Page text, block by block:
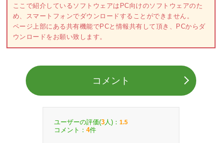
ここで紹介しているソフトウェアはPC向けのソフトウェアのた
め、スマートフォンでダウンロードすることができません。
ページ上部にある共有機能でPCと情報共有して頂き、PCからダ
ウンロードをお願い致します。
コメント
ユーザーの評価(3 人)： 1.5
コメント： 4件